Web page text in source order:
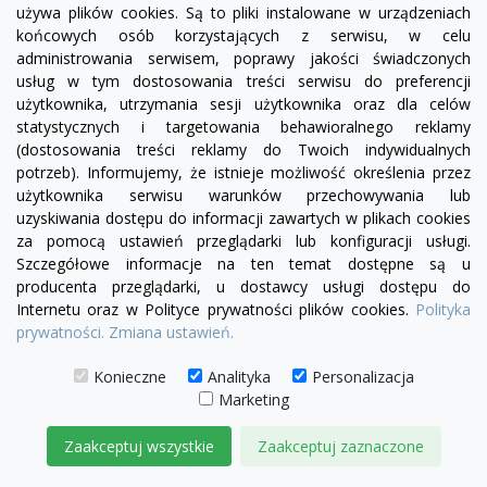
visibility
Fotel Serena z jednym bokiem | sofa modułowa -
2 350,00 zł
DODAJ DO KOSZYKA
używa plików cookies. Są to pliki instalowane w urządzeniach
końcowych osób korzystających z serwisu, w celu
administrowania serwisem, poprawy jakości świadczonych
usług w tym dostosowania treści serwisu do preferencji
użytkownika, utrzymania sesji użytkownika oraz dla celów
statystycznych i targetowania behawioralnego reklamy
(dostosowania treści reklamy do Twoich indywidualnych
potrzeb). Informujemy, że istnieje możliwość określenia przez
użytkownika serwisu warunków przechowywania lub
uzyskiwania dostępu do informacji zawartych w plikach cookies
za pomocą ustawień przeglądarki lub konfiguracji usługi.
Szczegółowe informacje na ten temat dostępne są u
producenta przeglądarki, u dostawcy usługi dostępu do
Internetu oraz w Polityce prywatności plików cookies. Polityka
prywatności. Zmiana ustawień.
Konieczne Analityka
Personalizacja
Marketing
Zaakceptuj wszystkie Zaakceptuj zaznaczone